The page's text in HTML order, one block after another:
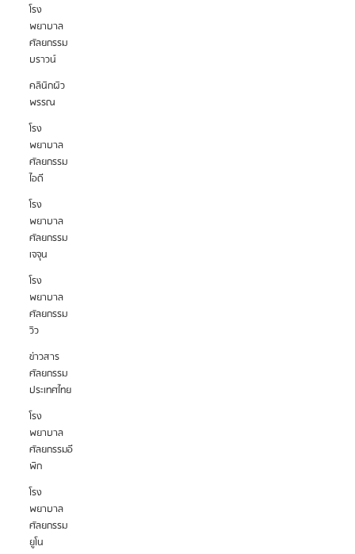
โรง
พยาบาล
ศัลยกรรม
บราวน์
คลินิกผิว
พรรณ
โรง
พยาบาล
ศัลยกรรม
ไอดี
โรง
พยาบาล
ศัลยกรรม
เจจุน
โรง
พยาบาล
ศัลยกรรม
วิว
ข่าวสาร
ศัลยกรรม
ประเทศไทย
โรง
พยาบาล
ศัลยกรรมอี
พิก
โรง
พยาบาล
ศัลยกรรม
ยูโน